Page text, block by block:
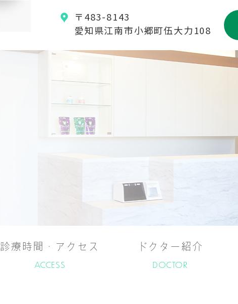
〒483-8143
愛知県江南市小郷町伍大力108
診療時間・アクセス
ACCESS
ドクター紹介
DOCTOR